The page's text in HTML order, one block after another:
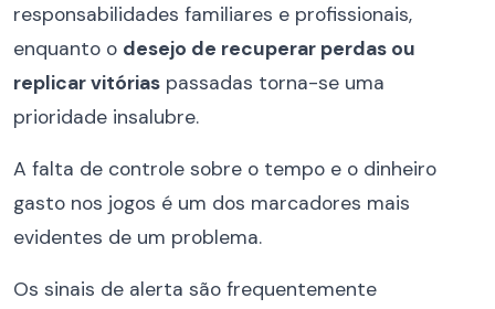
responsabilidades familiares e profissionais,
enquanto o desejo de recuperar perdas ou
replicar vitórias passadas torna-se uma
prioridade insalubre.
A falta de controle sobre o tempo e o dinheiro
gasto nos jogos é um dos marcadores mais
evidentes de um problema.
Os sinais de alerta são frequentemente